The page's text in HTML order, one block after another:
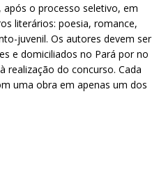
o processo seletivo, em
literários: poesia, romance,
juvenil. Os autores devem ser
e domiciliados no Pará por no
realização do concurso. Cada
uma obra em apenas um dos